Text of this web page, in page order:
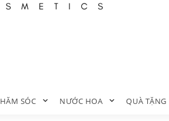
SÓC NƯỚC HOA QUÀ TẶNG